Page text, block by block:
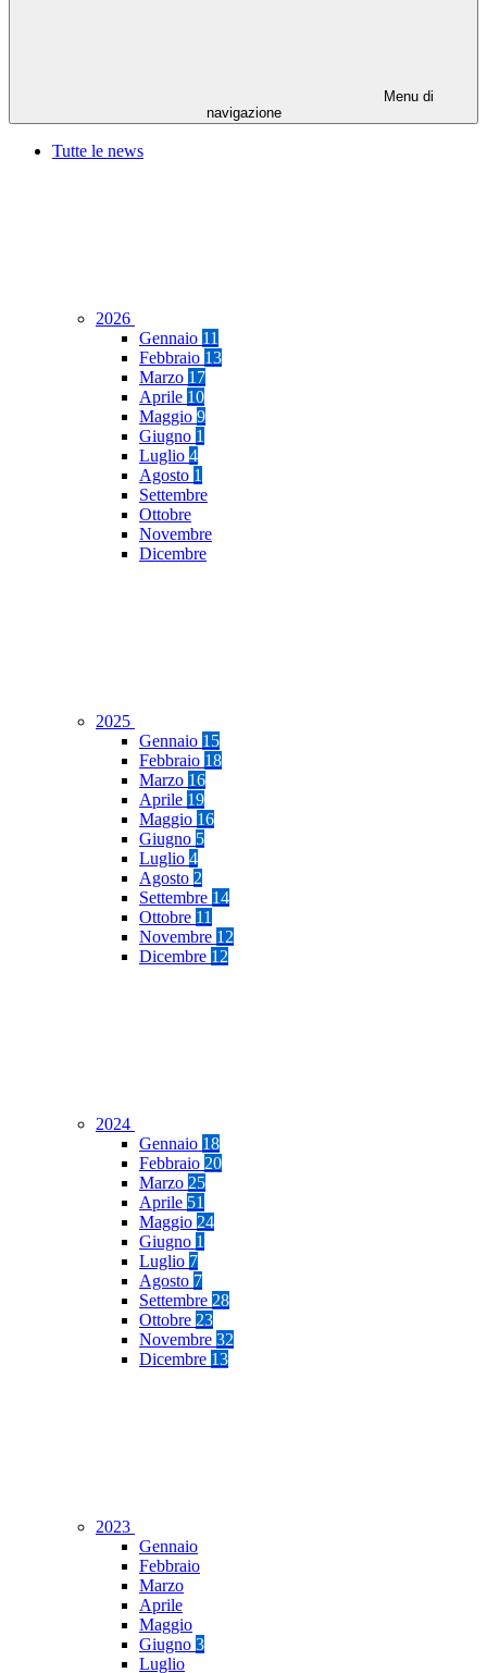
Menu di
navigazione
Tutte le news
2026
Gennaio 11
Febbraio 13
Marzo 17
Aprile 10
Maggio 9
Giugno 1
Luglio 4
Agosto 1
Settembre
Ottobre
Novembre
Dicembre
2025
Gennaio 15
Febbraio 18
Marzo 16
Aprile 19
Maggio 16
Giugno 5
Luglio 4
Agosto 2
Settembre 14
Ottobre 11
Novembre 12
Dicembre 12
2024
Gennaio 18
Febbraio 20
Marzo 25
Aprile 51
Maggio 24
Giugno 1
Luglio 7
Agosto 7
Settembre 28
Ottobre 23
Novembre 32
Dicembre 13
2023
Gennaio
Febbraio
Marzo
Aprile
Maggio
Giugno 3
Luglio